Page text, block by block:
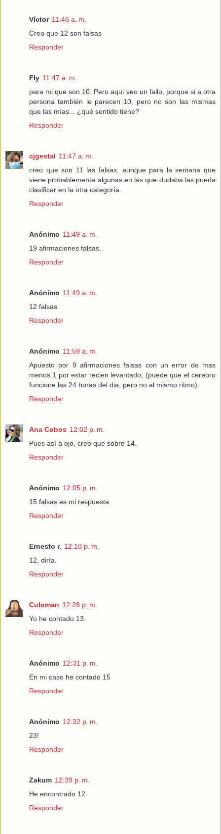
Víctor 11:46 a. m.
Creo que 12 son falsas
Responder
Fly 11:47 a. m.
para mi que son 10. Pero aqui veo un fallo, porque si a otra
persona también le parecen 10, pero no son las mismas
que las mías... ¿qué sentido tiene?
Responder
cjgestal 11:47 a. m.
creo que son 11 las falsas, aunque para la semana que
viene probablemente algunas en las que dudaba las pueda
clasificar en la otra categoría.
Responder
Anónimo 11:49 a. m.
19 afirmaciones falsas.
Responder
Anónimo 11:49 a. m.
12 falsas
Responder
Anónimo 11:59 a. m.
Apuesto por 9 afirmaciones falsas con un error de mas
menos 1 por estar recien levantado; (puede que el cerebro
funcione las 24 horas del dia, pero no al mismo ritmo).
Responder
Ana Cobos 12:02 p. m.
Pues así a ojo, creo que sobre 14.
Responder
Anónimo 12:05 p. m.
15 falsas es mi respuesta.
Responder
Ernesto r. 12:18 p. m.
12, diría.
Responder
Culoman 12:28 p. m.
Yo he contado 13.
Responder
Anónimo 12:31 p. m.
En mi caso he contado 15
Responder
Anónimo 12:32 p. m.
23!
Responder
Zakum 12:39 p. m.
He encontrado 12
Responder